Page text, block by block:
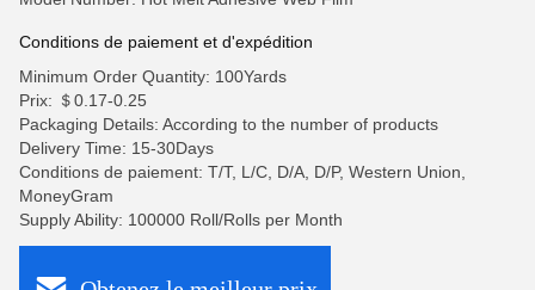
Conditions de paiement et d'expédition
Minimum Order Quantity: 100Yards
Prix: ＄0.17-0.25
Packaging Details: According to the number of products
Delivery Time: 15-30Days
Conditions de paiement: T/T, L/C, D/A, D/P, Western Union,
MoneyGram
Supply Ability: 100000 Roll/Rolls per Month